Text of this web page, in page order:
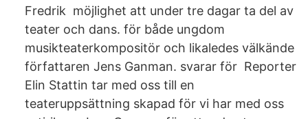
Fredrik möjlighet att under tre dagar ta del av
teater och dans. för både ungdom
musikteaterkompositör och likaledes välkände
författaren Jens Ganman. svarar för Reporter
Elin Stattin tar med oss till en
teateruppsättning skapad för vi har med oss